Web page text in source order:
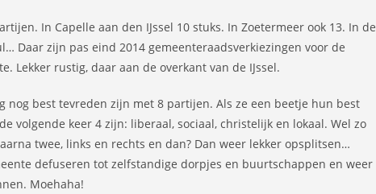
In Capelle aan den IJssel 10 stuks. In Zoetermeer ook 13. In de
Daar zijn pas eind 2014 gemeenteraadsverkiezingen voor de
Lekker rustig, daar aan de overkant van de IJssel.
nog best tevreden zijn met 8 partijen. Als ze een beetje hun best
volgende keer 4 zijn: liberaal, sociaal, christelijk en lokaal. Wel zo
twee, links en rechts en dan? Dan weer lekker opsplitsen…
defuseren tot zelfstandige dorpjes en buurtschappen en weer
Moehaha!